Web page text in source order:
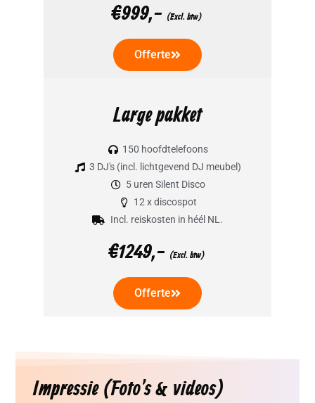
€999,- (Excl. btw)
Offerte
Large pakket
150 hoofdtelefoons
3 DJ's (incl. lichtgevend DJ meubel)
5 uren Silent Disco
12 x discospot
Incl. reiskosten in héél NL.
€1249,- (Excl. btw)
Offerte
Impressie (Foto's & videos)